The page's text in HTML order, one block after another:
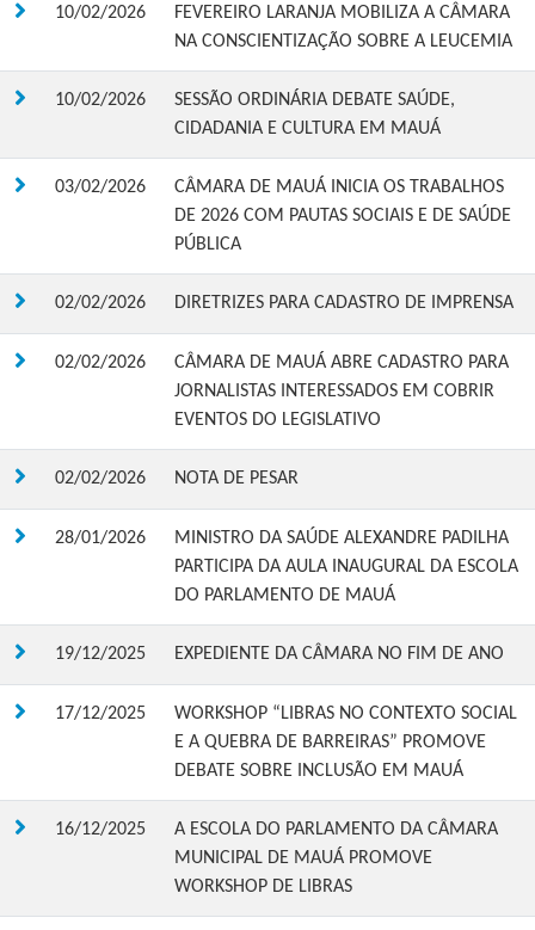
10/02/2026
FEVEREIRO LARANJA MOBILIZA A CÂMARA
NA CONSCIENTIZAÇÃO SOBRE A LEUCEMIA
10/02/2026
SESSÃO ORDINÁRIA DEBATE SAÚDE,
CIDADANIA E CULTURA EM MAUÁ
03/02/2026
CÂMARA DE MAUÁ INICIA OS TRABALHOS
DE 2026 COM PAUTAS SOCIAIS E DE SAÚDE
PÚBLICA
02/02/2026 DIRETRIZES PARA CADASTRO DE IMPRENSA
02/02/2026
CÂMARA DE MAUÁ ABRE CADASTRO PARA
JORNALISTAS INTERESSADOS EM COBRIR
EVENTOS DO LEGISLATIVO
02/02/2026 NOTA DE PESAR
28/01/2026
MINISTRO DA SAÚDE ALEXANDRE PADILHA
PARTICIPA DA AULA INAUGURAL DA ESCOLA
DO PARLAMENTO DE MAUÁ
19/12/2025 EXPEDIENTE DA CÂMARA NO FIM DE ANO
17/12/2025
WORKSHOP “LIBRAS NO CONTEXTO SOCIAL
E A QUEBRA DE BARREIRAS” PROMOVE
DEBATE SOBRE INCLUSÃO EM MAUÁ
16/12/2025
A ESCOLA DO PARLAMENTO DA CÂMARA
MUNICIPAL DE MAUÁ PROMOVE
WORKSHOP DE LIBRAS